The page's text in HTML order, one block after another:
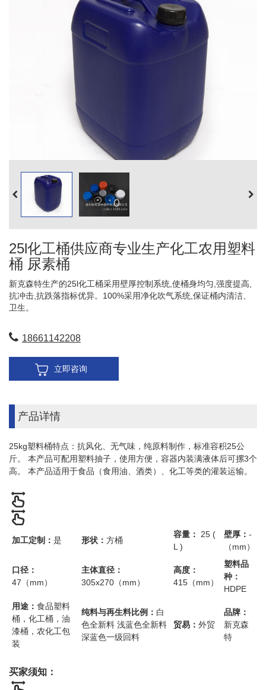
25l化工桶供应商专业生产化工农用塑料
桶 尿素桶
新克森特生产的25l化工桶采用壁厚控制系统,使桶身均匀,强度提高,
抗冲击,抗跌落指标优异。100%采用净化吹气系统,保证桶内清洁、
卫生。
18661142208
立即咨询
产品详情
25kg塑料桶特点：抗风化、无气味，纯原料制作，标准容积25公
斤。 本产品可配用塑料抽子，使用方便，容器内装满液体后可摞3个
高。 本产品适用于食品（食用油、酒类）、化工等类的灌装运输。
加工定制： 是 形状： 方桶
容量： 25 (
L )
壁厚： -
（mm）
口径：
47（mm）
主体直径：
305x270（mm）
高度：
415（mm）
塑料品
种：
HDPE
用途： 食品塑料
桶，化工桶，油
漆桶，农化工包
装
纯料与再生料比例： 白
色全新料 浅蓝色全新料
深蓝色一级回料
贸易： 外贸
品牌：
新克森
特
买家须知：